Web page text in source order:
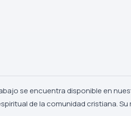
se encuentra disponible en
de la comunidad cristiana.